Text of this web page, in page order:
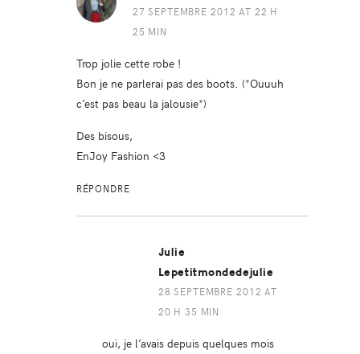
27 SEPTEMBRE 2012 AT 22 H
25 MIN
Trop jolie cette robe !
Bon je ne parlerai pas des boots. (*Ouuuh
c’est pas beau la jalousie*)
Des bisous,
EnJoy Fashion <3
RÉPONDRE
Julie
Lepetitmondedejulie
28 SEPTEMBRE 2012 AT
20 H 35 MIN
oui, je l’avais depuis quelques mois